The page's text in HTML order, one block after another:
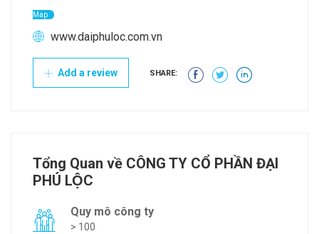
Map
www.daiphuloc.com.vn
Add a review SHARE:
Tổng Quan về CÔNG TY CỔ PHẦN ĐẠI
PHÚ LỘC
Quy mô công ty
> 100